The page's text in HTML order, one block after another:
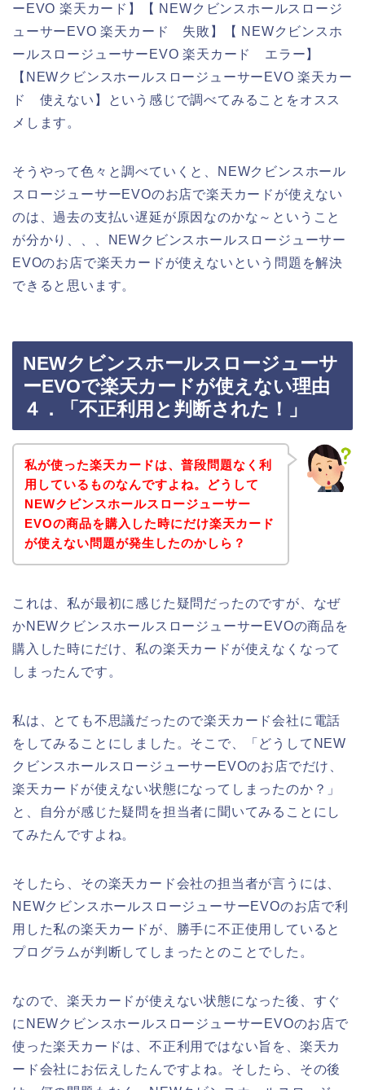
ーEVO 楽天カード】【 NEWクビンスホールスロージ
ューサーEVO 楽天カード 失敗】【 NEWクビンスホ
ールスロージューサーEVO 楽天カード エラー】
【NEWクビンスホールスロージューサーEVO 楽天カー
ド 使えない】という感じで調べてみることをオスス
メします。
そうやって色々と調べていくと、NEWクビンスホール
スロージューサーEVOのお店で楽天カードが使えない
のは、過去の支払い遅延が原因なのかな～ということ
が分かり、、、NEWクビンスホールスロージューサー
EVOのお店で楽天カードが使えないという問題を解決
できると思います。
NEWクビンスホールスロージューサ
ーEVOで楽天カードが使えない理由
４．「不正利用と判断された！」
私が使った楽天カードは、普段問題なく利
用しているものなんですよね。どうして
NEWクビンスホールスロージューサー
EVOの商品を購入した時にだけ楽天カード
が使えない問題が発生したのかしら？
これは、私が最初に感じた疑問だったのですが、なぜ
かNEWクビンスホールスロージューサーEVOの商品を
購入した時にだけ、私の楽天カードが使えなくなって
しまったんです。
私は、とても不思議だったので楽天カード会社に電話
をしてみることにしました。そこで、「どうしてNEW
クビンスホールスロージューサーEVOのお店でだけ、
楽天カードが使えない状態になってしまったのか？」
と、自分が感じた疑問を担当者に聞いてみることにし
てみたんですよね。
そしたら、その楽天カード会社の担当者が言うには、
NEWクビンスホールスロージューサーEVOのお店で利
用した私の楽天カードが、勝手に不正使用していると
プログラムが判断してしまったとのことでした。
なので、楽天カードが使えない状態になった後、すぐ
にNEWクビンスホールスロージューサーEVOのお店で
使った楽天カードは、不正利用ではない旨を、楽天カ
ード会社にお伝えしたんですよね。そしたら、その後